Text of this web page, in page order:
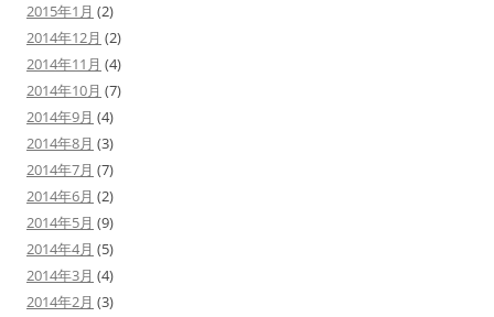
2015年1月 (2)
2014年12月 (2)
2014年11月 (4)
2014年10月 (7)
2014年9月 (4)
2014年8月 (3)
2014年7月 (7)
2014年6月 (2)
2014年5月 (9)
2014年4月 (5)
2014年3月 (4)
2014年2月 (3)